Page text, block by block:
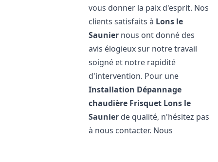
vous donner la paix d'esprit. Nos
clients satisfaits à Lons le
Saunier nous ont donné des
avis élogieux sur notre travail
soigné et notre rapidité
d'intervention. Pour une
Installation Dépannage
chaudière Frisquet Lons le
Saunier de qualité, n'hésitez pas
à nous contacter. Nous